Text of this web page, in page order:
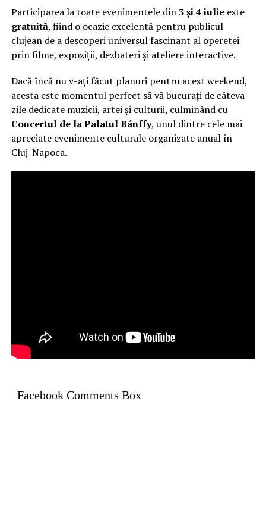
Participarea la toate evenimentele din 3 și 4 iulieeste
gratuită, fiind o ocazie excelentă pentru publicul
clujean de a descoperi universul fascinant al operetei
prin filme, expoziții, dezbateri și ateliere interactive.
Dacă încă nu v-ați făcut planuri pentru acest weekend,
acesta este momentul perfect să vă bucurați de câteva
zile dedicate muzicii, artei și culturii, culminând cu
Concertul de la Palatul Bánffy, unul dintre cele mai
apreciate evenimente culturale organizate anual în
Cluj-Napoca.
Facebook Comments Box